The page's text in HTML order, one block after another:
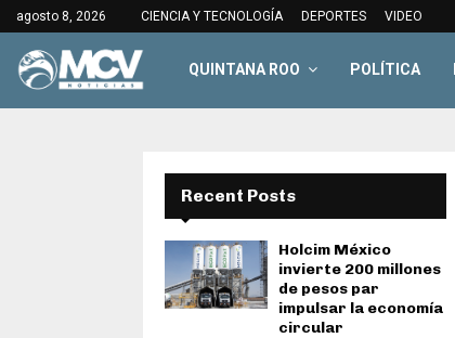
agosto 8, 2026 CIENCIA Y TECNOLOGÍA DEPORTES VIDEO
QUINTANA ROO POLÍTICA
Recent Posts
Holcim México
invierte 200 millones
de pesos par
impulsar la economía
circular